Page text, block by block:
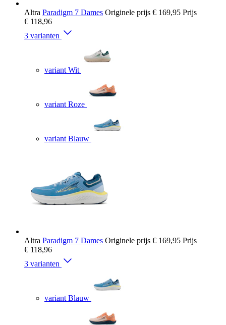
Altra Paradigm 7 Dames Originele prijs € 169,95 Prijs
€ 118,96
3 varianten
variant Wit
variant Roze
variant Blauw
Altra Paradigm 7 Dames Originele prijs € 169,95 Prijs
€ 118,96
3 varianten
variant Blauw